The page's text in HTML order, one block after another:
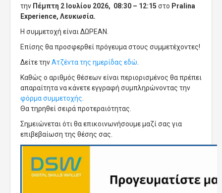
την Πέμπτη 2 Ιουλίου 2026, 08:30 – 12:15 στο Pralina
Experience, Λευκωσία.
Η συμμετοχή είναι ΔΩΡΕΑΝ.
Επίσης θα προσφερθεί πρόγευμα στους συμμετέχοντες!
Δείτε τηνΑτζέντα της ημερίδας εδώ
Καθώς ο αριθμός θέσεων είναι περιορισμένος θα πρέπει
απαραίτητα να κάνετε εγγραφή συμπληρώνοντας την
φόρμα συμμετοχής
Θα τηρηθεί σειρά προτεραιότητας.
Σημειώνεται ότι θα επικοινωνήσουμε μαζί σας για
επιβεβαίωση της θέσης σας.